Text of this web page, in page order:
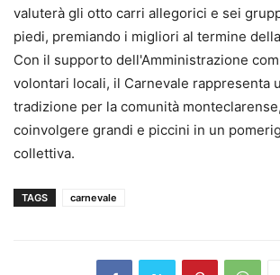
valuterà gli otto carri allegorici e sei
piedi, premiando i migliori al termine
Con il supporto dell'Amministrazione
volontari locali, il Carnevale rappresenta
tradizione per la comunità
coinvolgere grandi e piccini in un
collettiva.
TAGS carnevale